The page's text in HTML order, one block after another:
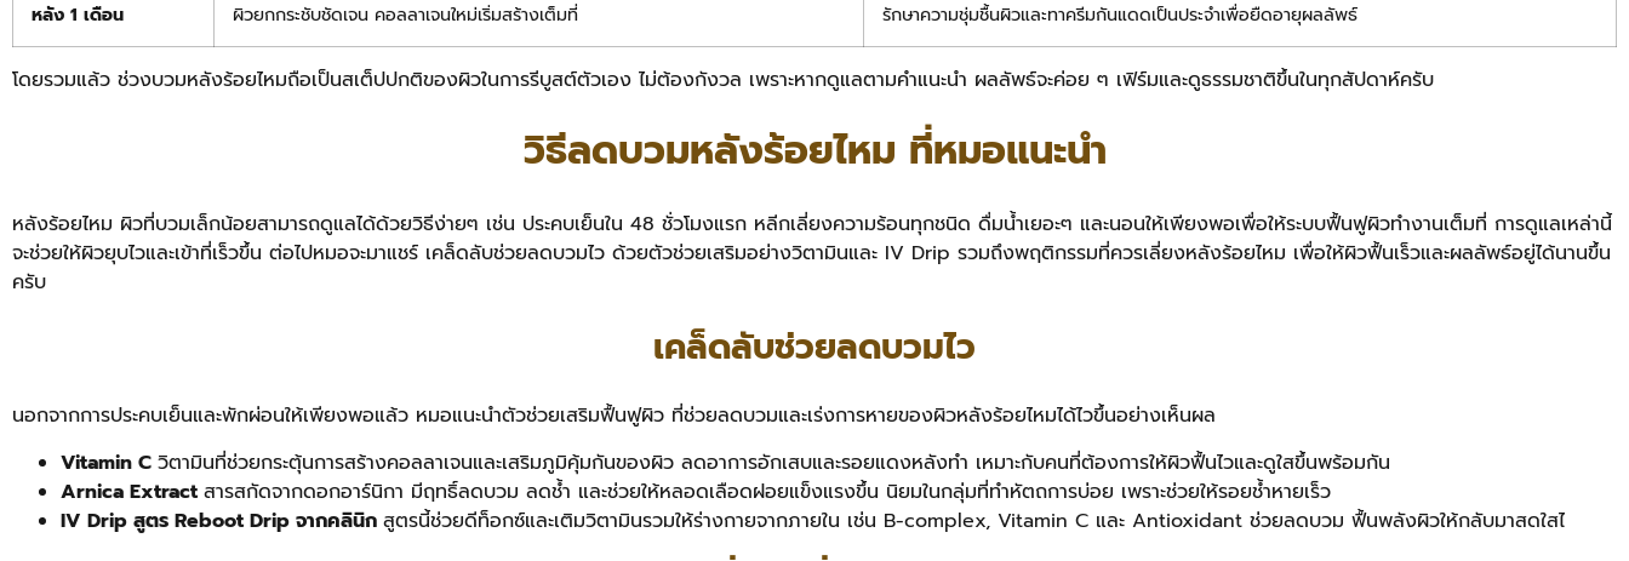
หลัง 1 เดือน ผิวยกกระชับชัดเจน คอลลาเจนใหม่เริ่มสร้างเต็มที่ รักษาความชุ่มชื้นผิวและทาครีมกันแดดเป็นประจำเพื่อยืดอายุผลลัพธ์
โดยรวมแล้ว ช่วงบวมหลังร้อยไหมถือเป็นสเต็ปปกติของผิวในการรีบูสต์ตัวเอง ไม่ต้องกังวล เพราะหากดูแลตามคำแนะนำ ผลลัพธ์จะค่อย ๆ เฟิร์มและดูธรรมชาติขึ้นในทุกสัปดาห์ครับ
วิธีลดบวมหลังร้อยไหม ที่หมอแนะนำ
หลังร้อยไหม ผิวที่บวมเล็กน้อยสามารถดูแลได้ด้วยวิธีง่ายๆ เช่น ประคบเย็นใน 48 ชั่วโมงแรก หลีกเลี่ยงความร้อนทุกชนิด ดื่มน้ำเยอะๆ และนอนให้เพียงพอเพื่อให้ระบบฟื้นฟูผิวทำงานเต็มที่ การดูแลเหล่านี้
จะช่วยให้ผิวยุบไวและเข้าที่เร็วขึ้น ต่อไปหมอจะมาแชร์ เคล็ดลับช่วยลดบวมไว ด้วยตัวช่วยเสริมอย่างวิตามินและ IV Drip รวมถึงพฤติกรรมที่ควรเลี่ยงหลังร้อยไหม เพื่อให้ผิวฟื้นเร็วและผลลัพธ์อยู่ได้นานขึ้น
ครับ
เคล็ดลับช่วยลดบวมไว
นอกจากการประคบเย็นและพักผ่อนให้เพียงพอแล้ว หมอแนะนำตัวช่วยเสริมฟื้นฟูผิว ที่ช่วยลดบวมและเร่งการหายของผิวหลังร้อยไหมได้ไวขึ้นอย่างเห็นผล
Vitamin C วิตามินที่ช่วยกระตุ้นการสร้างคอลลาเจนและเสริมภูมิคุ้มกันของผิว ลดอาการอักเสบและรอยแดงหลังทำ เหมาะกับคนที่ต้องการให้ผิวฟื้นไวและดูใสขึ้นพร้อมกัน
Arnica Extract สารสกัดจากดอกอาร์นิกา มีฤทธิ์ลดบวม ลดช้ำ และช่วยให้หลอดเลือดฝอยแข็งแรงขึ้น นิยมในกลุ่มที่ทำหัตถการบ่อย เพราะช่วยให้รอยช้ำหายเร็ว
IV Drip สูตร Reboot Drip จากคลินิก สูตรนี้ช่วยดีท็อกซ์และเติมวิตามินรวมให้ร่างกายจากภายใน เช่น B-complex, Vitamin C และ Antioxidant ช่วยลดบวม ฟื้นพลังผิวให้กลับมาสดใสไ